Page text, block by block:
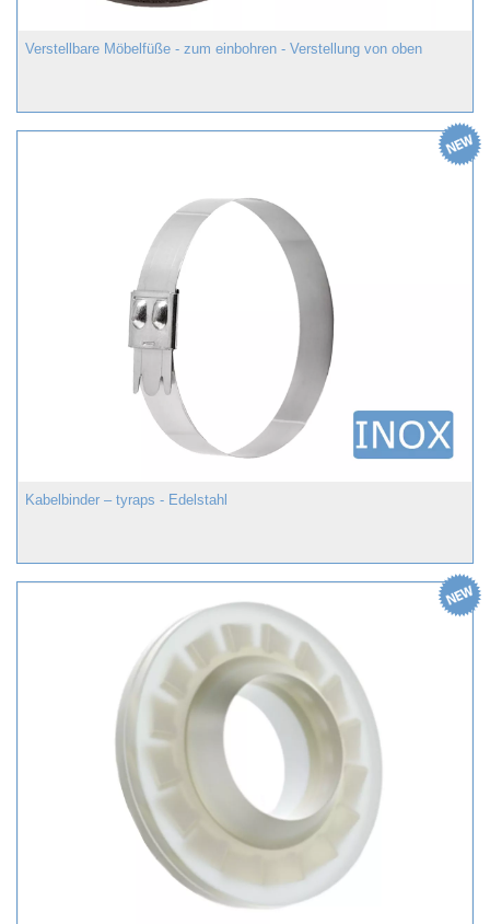
Verstellbare Möbelfüße - zum einbohren - Verstellung von oben
Kabelbinder – tyraps - Edelstahl